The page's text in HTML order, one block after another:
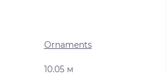
Ornaments
10.05 м